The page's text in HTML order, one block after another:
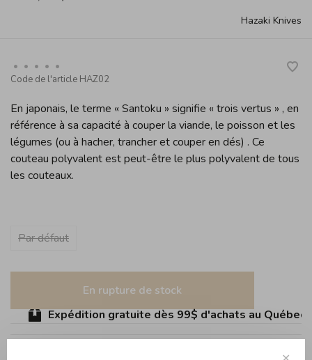
Hazaki Knives
• • • • •
Code de l'article HAZ02
En japonais, le terme « Santoku » signifie « trois vertus » , en
référence à sa capacité à couper la viande, le poisson et les
légumes (ou à hacher, trancher et couper en dés) . Ce
couteau polyvalent est peut-être le plus polyvalent de tous
les couteaux.
Par défaut
En rupture de stock
Expédition gratuite dès 99$ d'achats au Québec